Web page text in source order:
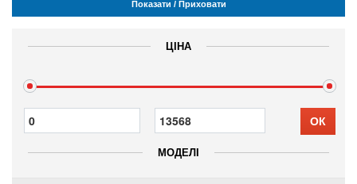
Показати / Приховати
ЦІНА
ОК
МОДЕЛІ